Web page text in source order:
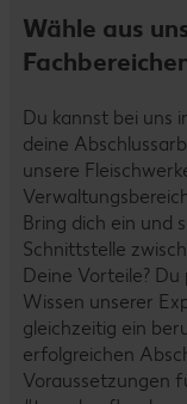
Wähle aus
Du kannst bei uns
deine
unsere
Bring dich ein und
Schnittstelle
Deine Vorteile?
Wissen unserer
gleichzeitig ein
erfolgreichen
Voraussetzungen